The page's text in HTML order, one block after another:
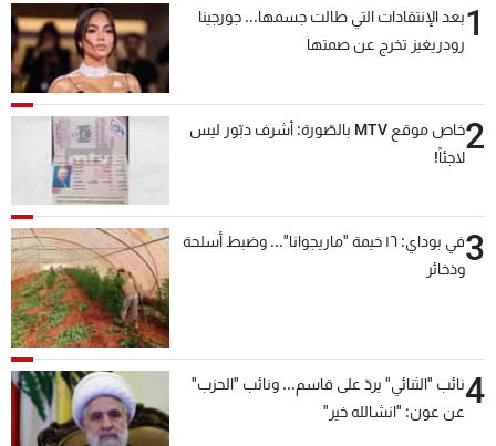
1بعد الإنتقادات التي طالت جسمها... جورجينا
رودريغيز تخرج عن صمتها
2
خاص موقع MTV بالصّورة: أشرف دبّور ليس
لاجئاً!
3
في بوداي: ١٦ خيمة "ماريجوانا"... وضبط أسلحة
وذخائر
4نائب "الثنائي" يردّ على قاسم... ونائب "الحزب"
عن عون: "انشالله خير"
عن MTV
شروط الإسـتخدام
سياسة الخصوصية